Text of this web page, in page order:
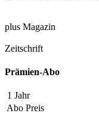
plus Magazin
Zeitschrift
Prämien-Abo
1 Jahr
Abo Preis